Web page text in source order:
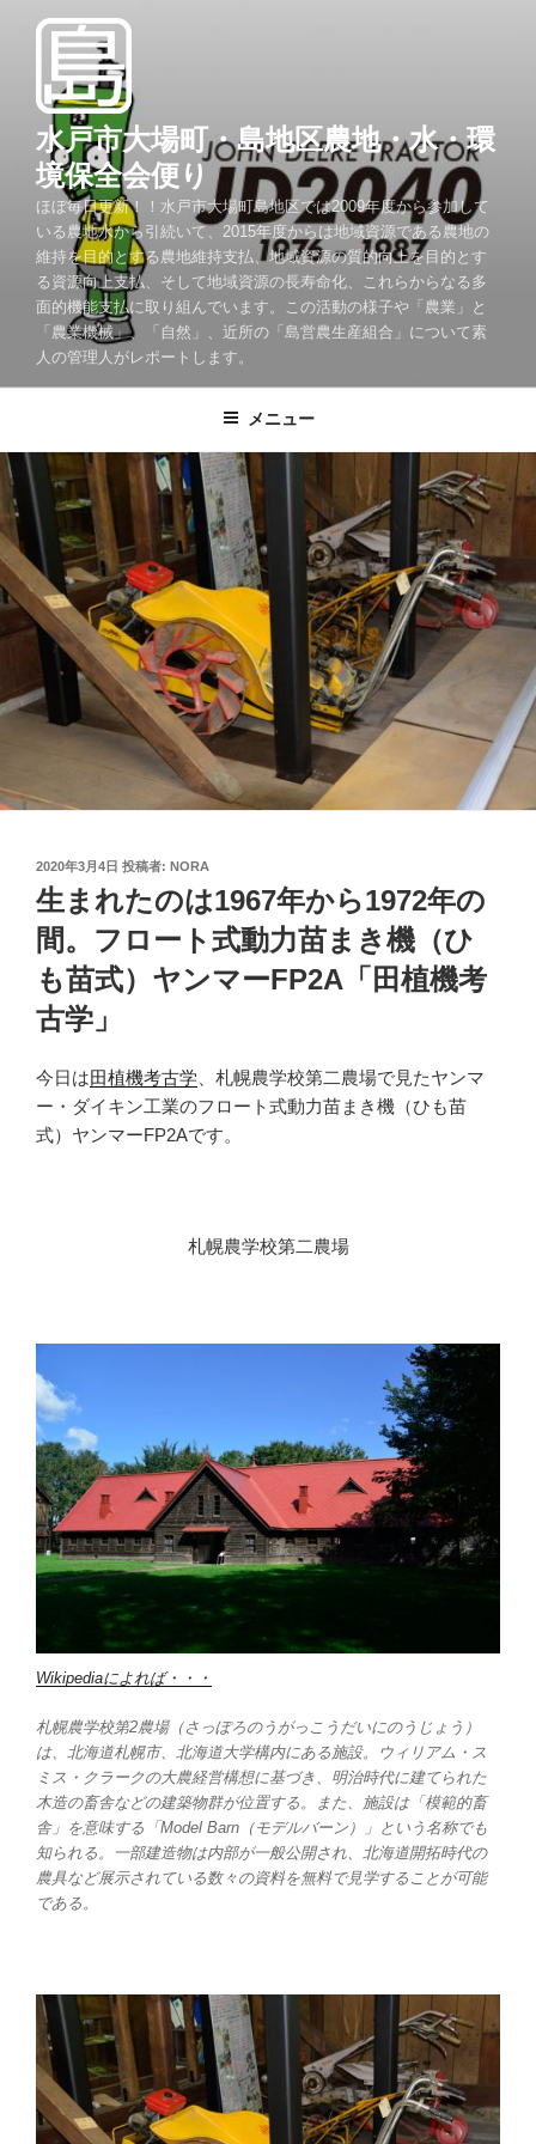
水戸市大場町・島地区農地・水・環
境保全会便り
ほぼ毎日更新！！水戸市大場町島地区では2009年度から参加して
いる農地水から引続いて、2015年度からは地域資源である農地の
維持を目的とする農地維持支払、地域資源の質的向上を目的とす
る資源向上支払、そして地域資源の長寿命化、これらからなる多
面的機能支払に取り組んでいます。この活動の様子や「農業」と
「農業機械」、「自然」、近所の「島営農生産組合」について素
人の管理人がレポートします。
メニュー
投
稿
日:
2020年3月4日 投稿者: NORA
生まれたのは1967年から1972年の
間。フロート式動力苗まき機（ひ
も苗式）ヤンマーFP2A「田植機考
古学」
今日は田植機考古学 、札幌農学校第二農場で見たヤンマ
ー・ダイキン工業のフロート式動力苗まき機（ひも苗
式）ヤンマーFP2Aです。
札幌農学校第二農場
Wikipediaによれば・・・
札幌農学校第2農場（さっぽろのうがっこうだいにのうじょう）
は、北海道札幌市、北海道大学構内にある施設。ウィリアム・ス
ミス・クラークの大農経営構想に基づき、明治時代に建てられた
木造の畜舎などの建築物群が位置する。また、施設は「模範的畜
舎」を意味する「Model Barn（モデルバーン）」という名称でも
知られる。一部建造物は内部が一般公開され、北海道開拓時代の
農具など展示されている数々の資料を無料で見学することが可能
である。